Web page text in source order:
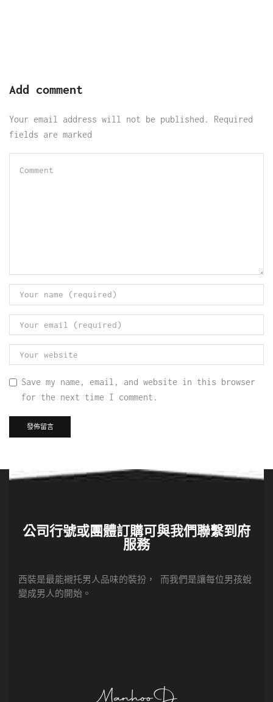
Add comment
Your email address will not be published. Required
fields are marked
Save my name, email, and website in this browser
for the next time I comment.
公司行號或團體訂購可與我們聯繫到府
服務
西裝是最能襯托男人品味的裝扮， 而我們是讓每位男孩蛻
變成男人的開始。